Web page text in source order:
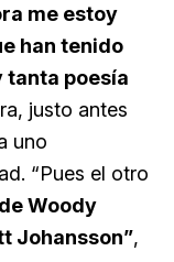
me estoy
han tenido
tanta poesía
justo antes
uno
“Pues el otro
Woody
Johansson”,